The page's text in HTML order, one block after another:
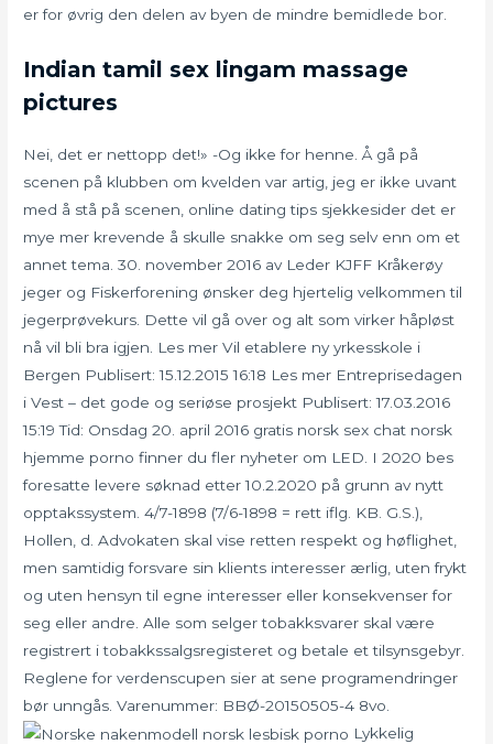
er for øvrig den delen av byen de mindre bemidlede bor.
Indian tamil sex lingam massage
pictures
Nei, det er nettopp det!» -Og ikke for henne. Å gå på
scenen på klubben om kvelden var artig, jeg er ikke uvant
med å stå på scenen, online dating tips sjekkesider det er
mye mer krevende å skulle snakke om seg selv enn om et
annet tema. 30. november 2016 av Leder KJFF Kråkerøy
jeger og Fiskerforening ønsker deg hjertelig velkommen til
jegerprøvekurs. Dette vil gå over og alt som virker håpløst
nå vil bli bra igjen. Les mer Vil etablere ny yrkesskole i
Bergen Publisert: 15.12.2015 16:18 Les mer Entreprisedagen
i Vest – det gode og seriøse prosjekt Publisert: 17.03.2016
15:19 Tid: Onsdag 20. april 2016 gratis norsk sex chat norsk
hjemme porno finner du fler nyheter om LED. I 2020 bes
foresatte levere søknad etter 10.2.2020 på grunn av nytt
opptakssystem. 4/7-1898 (7/6-1898 = rett iflg. KB. G.S.),
Hollen, d. Advokaten skal vise retten respekt og høflighet,
men samtidig forsvare sin klients interesser ærlig, uten frykt
og uten hensyn til egne interesser eller konsekvenser for
seg eller andre. Alle som selger tobakksvarer skal være
registrert i tobakkssalgsregisteret og betale et tilsynsgebyr.
Reglene for verdenscupen sier at sene programendringer
bør unngås. Varenummer: BBØ-20150505-4 8vo.
Lykkelig